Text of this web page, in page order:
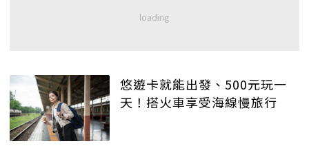
悠遊卡就能出發、500元玩一
天！搭火車享受海線慢旅行